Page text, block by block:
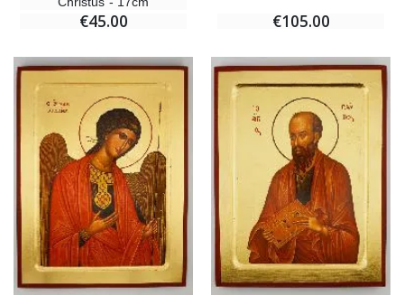
€45.00 €105.00